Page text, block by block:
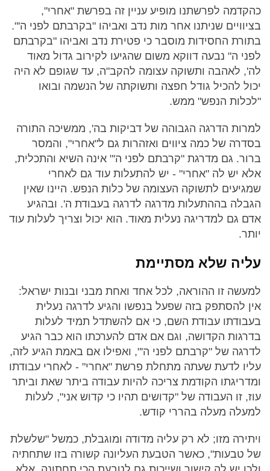
כהקדמה לפרשתנו מופיע עניין זה בפרשת "אחרי",
בציוויים שניתנו אחר מות נדב ואביהו "בקרבתם לפני ה'".
בתורת החסידות מוסבר כי פטירת נדב ואביהו "בקרבתם
לפני ה" נבעה דווקא משום שהגיעו לקירוב גדול מאוד
לה', לאהבה ותשוקה עצומה להקב"ה, עד שגופם לא היה
יכול להכיל גודל חפצה ותשוקתה של הנשמה ובואו
"לכלות הנפש" ממש.
למרות הדרגה הגבוהה של דביקות בה', ממשיכה התורה
בסדרה של כמה ציווים ואזהרות גם ל"אחרי", והמסר
ברור. גם מדרגת "קרבתם לפני ה'" אינה השיא והתכלית,
אלא יש לה "אחרי" - יש להתעלות עוד גם לאחרי
שמגיעים לתשוקה העצומה של כלות הנפש. היינו שאין
הגבלה בההתעלות מדרגה לדרגה בעבודת ה'. ובהגיע
אדם גם למדריגה נעלית מאוד. הוא יכול וצריך לעלות עוד
יותר.
עליה שלא מסתיימת
למעשה זו ההוראה, לכל אחד ואחת מבני ובנות ישראל:
אין להסתפק בזה שפעל בנפשו והגיע לדרגה נעלית
בעבודתו עבודת השם, כי אם להשתדל תמיד לעלות
בדרגות הקדושה, וגם אם אדם להערכתו הוא כבר הגיע
לדרגה של "קרבתם לפני ה'", ואפילו אם באמת הגיע לזה,
עליו לדעת שעתה מתחלת פרשת "אחרי" - לאחרי עבודתו
ומדריגתו הקודמת צריכה להיות עבודה ביתר שאת וביתר
עוז, זו העבודה של "קדושים תהיו כי קדוש אני", לעלות
למעלה מעלה בהררי קודש.
ויתירה מזו; לא רק עליה מדודה ומוגבלת, כמשל "שלשלת
של טבעות", כאשר הטבעת העליונה קשורה בזו שתחתיה